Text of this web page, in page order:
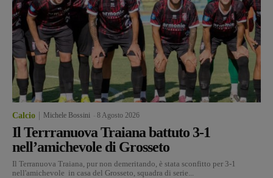
Calcio Michele Bossini 8 Agosto 2026
Il Terrranuova Traiana battuto 3-1
nell’amichevole di Grosseto
Il Terranuova Traiana, pur non demeritando, è stata sconfitto per 3-1
nell'amichevole in casa del Grosseto, squadra di serie...